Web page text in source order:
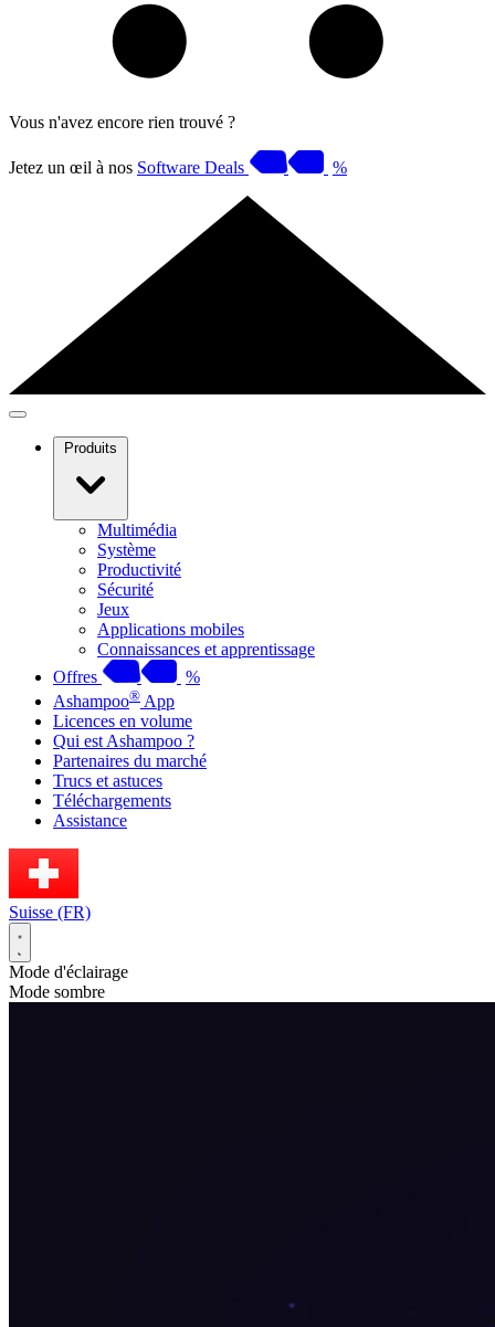
Vous n'avez encore rien trouvé ?
Jetez un œil à nos Software Deals %
Produits
Multimédia
Système
Productivité
Sécurité
Jeux
Applications mobiles
Connaissances et apprentissage
Offres
%
Ashampoo® App
Licences en volume
Qui est Ashampoo ?
Partenaires du marché
Trucs et astuces
Téléchargements
Assistance
Suisse (FR)
Mode d'éclairage
Mode sombre